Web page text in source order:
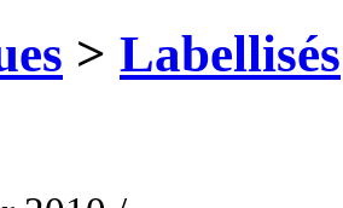
> Labellisés